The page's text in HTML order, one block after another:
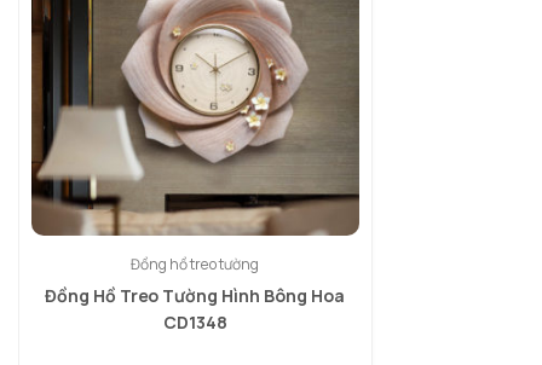
Đồng hồ treo tường
Đồng Hồ Treo Tường Hình Bông Hoa
CD1348